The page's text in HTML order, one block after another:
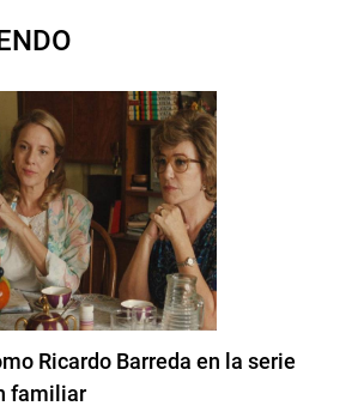
Ricardo Barreda en la serie
familiar